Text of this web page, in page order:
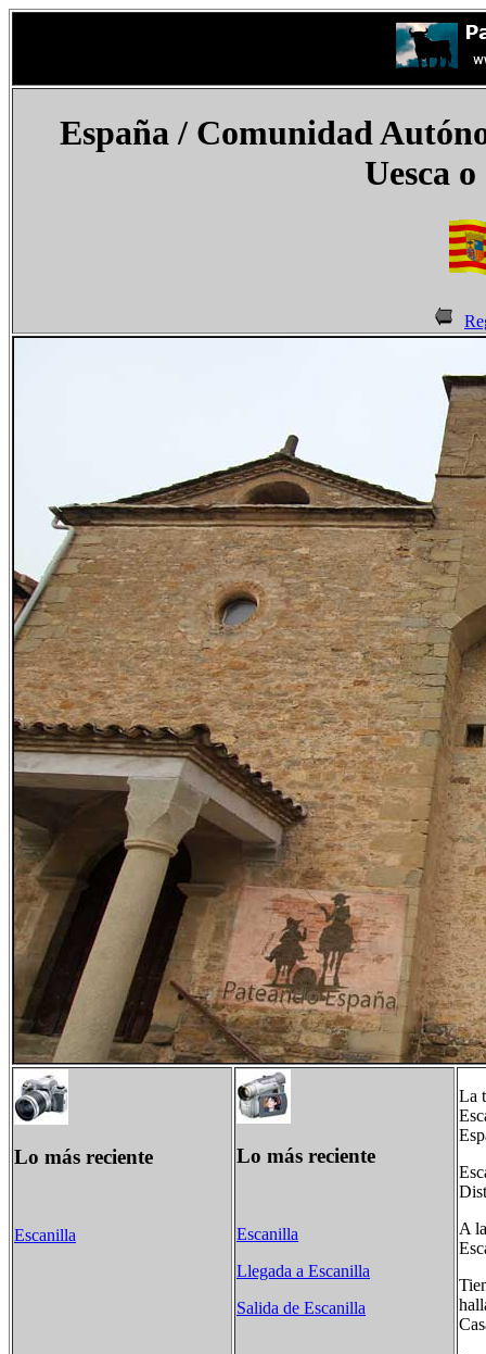
España/ Comunidad
Uesca o
Lo más reciente
Escanilla
Lo más reciente
Escanilla
Llegada a Escanilla
Salida de Escanilla
La
A